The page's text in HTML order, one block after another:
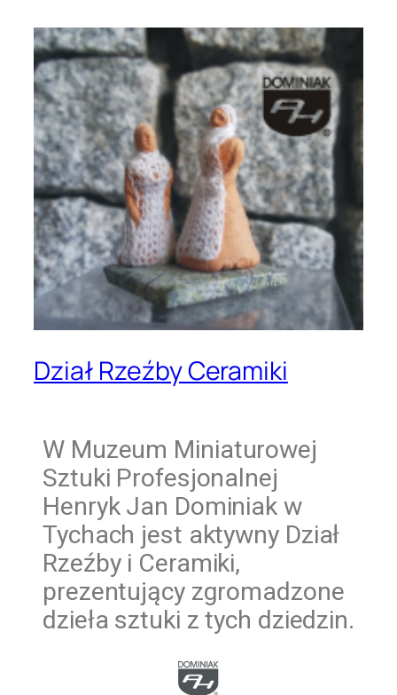
Dział Rzeźby Ceramiki
W Muzeum Miniaturowej
Sztuki Profesjonalnej
Henryk Jan Dominiak w
Tychach jest aktywny Dział
Rzeźby i Ceramiki,
prezentujący zgromadzone
dzieła sztuki z tych dziedzin.